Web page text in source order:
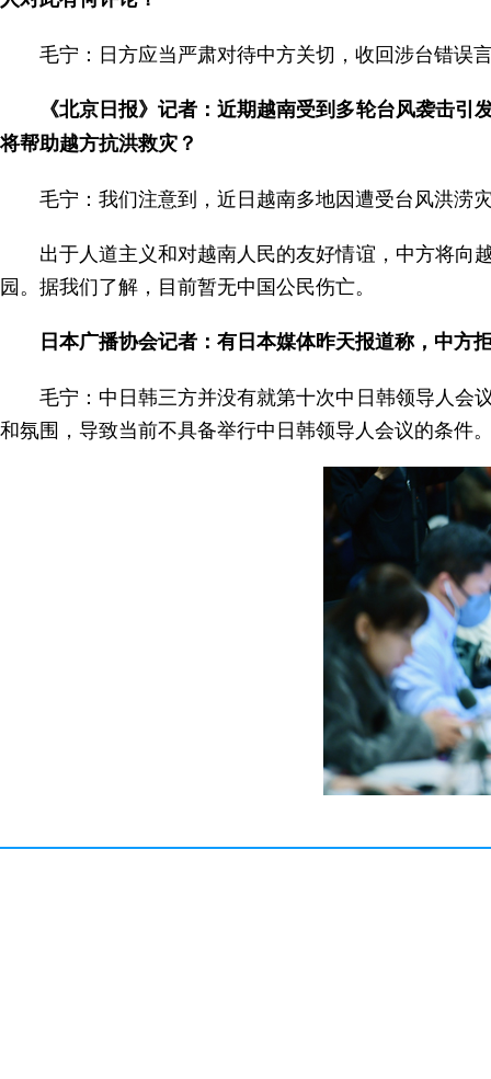
毛宁：日方应当严肃对待中方关切，收回涉台错误
《北京日报》记者：近期越南受到多轮台风袭击
将帮助越方抗洪救灾？
毛宁：我们注意到，近日越南多地因遭受台风洪涝
出于人道主义和对越南人民的友好情谊，中方将向
园。据我们了解，目前暂无中国公民伤亡。
日本广播协会记者：有日本媒体昨天报道称，中方
毛宁：中日韩三方并没有就第十次中日韩领导人会
和氛围，导致当前不具备举行中日韩领导人会议的条件